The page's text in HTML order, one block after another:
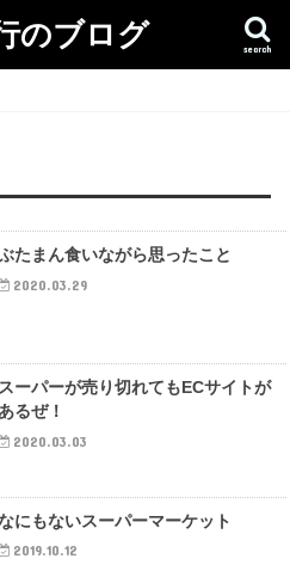
のブログ search
たまん食いながら思ったこと
2020.03.29
スーパーが売り切れてもECサイトが
るぜ！
2020.03.03
にもないスーパーマーケット
2019.10.12